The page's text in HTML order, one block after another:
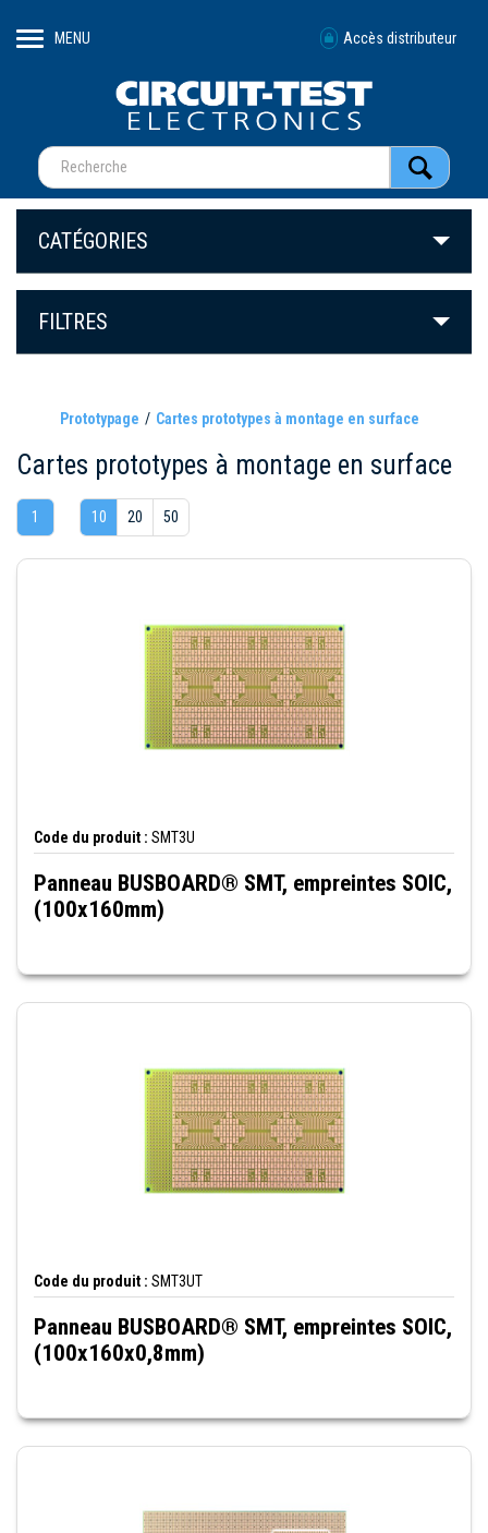
MENU Accès distributeur
CATÉGORIES
FILTRES
Prototypage Cartes prototypes à montage en surface
Cartes prototypes à montage en surface
1 10 20 50
Code du produit : SMT3U
Panneau BUSBOARD® SMT, empreintes SOIC,
(100x160mm)
Code du produit : SMT3UT
Panneau BUSBOARD® SMT, empreintes SOIC,
(100x160x0,8mm)